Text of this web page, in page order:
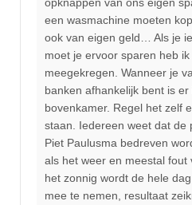
een wasmachine moeten
ook van eigen geld… Als je
moet je ervoor sparen heb
meegekregen. Wanneer je
banken afhankelijk bent is
bovenkamer. Regel het zelf
staan. Iedereen weet dat de
Piet Paulusma bedreven
als het weer en meestal fout
het zonnig wordt de hele
mee te nemen, resultaat